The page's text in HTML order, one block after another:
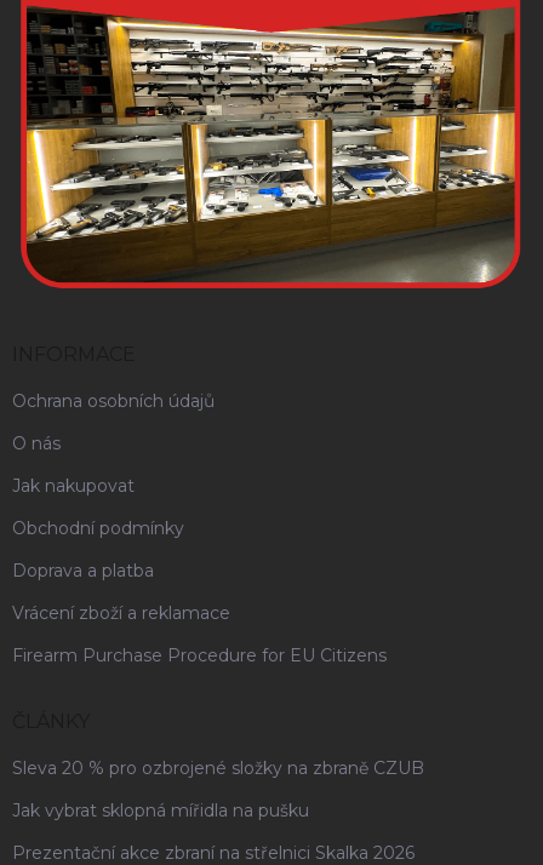
Ochrana osobních údajů
O nás
Jak nakupovat
Obchodní podmínky
Doprava a platba
Vrácení zboží a reklamace
Firearm Purchase Procedure for EU Citizens
Sleva 20 % pro ozbrojené složky na zbraně CZUB
Jak vybrat sklopná mířidla na pušku
Prezentační akce zbraní na střelnici Skalka 2026